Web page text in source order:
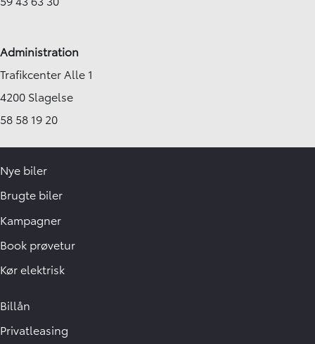
Administration
Trafikcenter Alle 1
4200 Slagelse
58 58 19 20
Nye biler
Brugte biler
Kampagner
Book prøvetur
Kør elektrisk
Billån
Privatleasing